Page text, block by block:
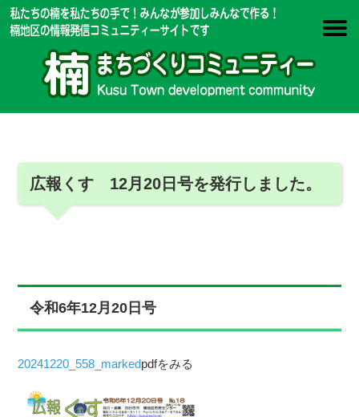
広報くす 12月20日号を発行しました。
令和6年12月20日号
20241220_558_markedpdfをみる